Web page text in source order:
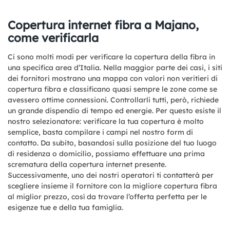
Copertura internet fibra a Majano,
come verificarla
Ci sono molti modi per verificare la copertura della fibra in
una specifica area d’Italia. Nella maggior parte dei casi, i siti
dei fornitori mostrano una mappa con valori non veritieri di
copertura fibra e classificano quasi sempre le zone come se
avessero ottime connessioni. Controllarli tutti, però, richiede
un grande dispendio di tempo ed energie. Per questo esiste il
nostro selezionatore: verificare la tua copertura è molto
semplice, basta compilare i campi nel nostro form di
contatto. Da subito, basandosi sulla posizione del tuo luogo
di residenza o domicilio, possiamo effettuare una prima
scrematura della copertura internet presente.
Successivamente, uno dei nostri operatori ti contatterà per
scegliere insieme il fornitore con la migliore copertura fibra
al miglior prezzo, così da trovare l’offerta perfetta per le
esigenze tue e della tua famiglia.